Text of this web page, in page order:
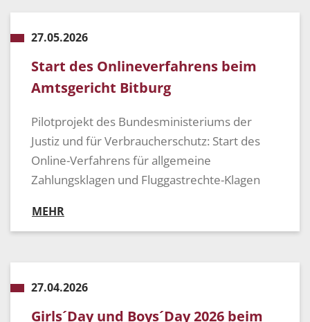
27.05.2026
Start des Onlineverfahrens beim
Amtsgericht Bitburg
Pilotprojekt des Bundesministeriums der
Justiz und für Verbraucherschutz: Start des
Online-Verfahrens für allgemeine
Zahlungsklagen und Fluggastrechte-Klagen
MEHR
27.04.2026
Girls´Day und Boys´Day 2026 beim